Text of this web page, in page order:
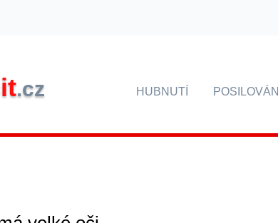
.cz HUBNUTÍ POSILOVÁNÍ